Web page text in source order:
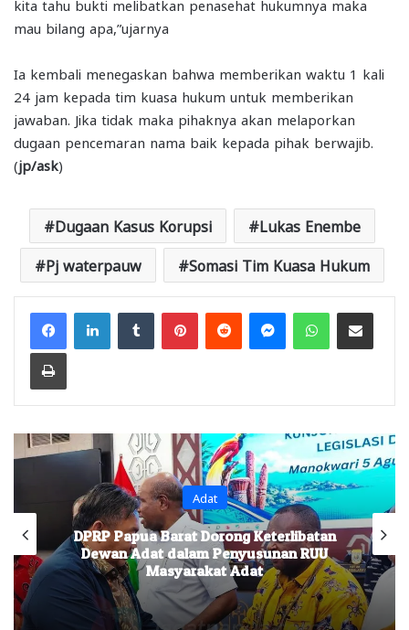
kita tahu bukti melibatkan penasehat hukumnya maka
mau bilang apa,”ujarnya
Ia kembali menegaskan bahwa memberikan waktu 1 kali
24 jam kepada tim kuasa hukum untuk memberikan
jawaban. Jika tidak maka pihaknya akan melaporkan
dugaan pencemaran nama baik kepada pihak berwajib.
(jp/ask)
Dugaan Kasus Korupsi Lukas Enembe
Pj waterpauw Somasi Tim Kuasa Hukum
FacebookLinkedInTumblr PinterestReddit MessengerWhatsAppShare via Email
Print
Adat
DPRP Papua Barat Dorong Keterlibatan
Dewan Adat dalam Penyusunan RUU
Masyarakat Adat